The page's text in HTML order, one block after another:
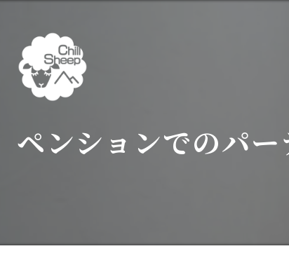
ペンションでのパ